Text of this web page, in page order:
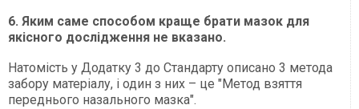
6. Яким саме способом краще брати мазок для
якісного дослідження не вказано.
Натомість у Додатку 3 до Стандарту описано 3 метода
забору матеріалу, і один з них – це "Метод взяття
переднього назального мазка".